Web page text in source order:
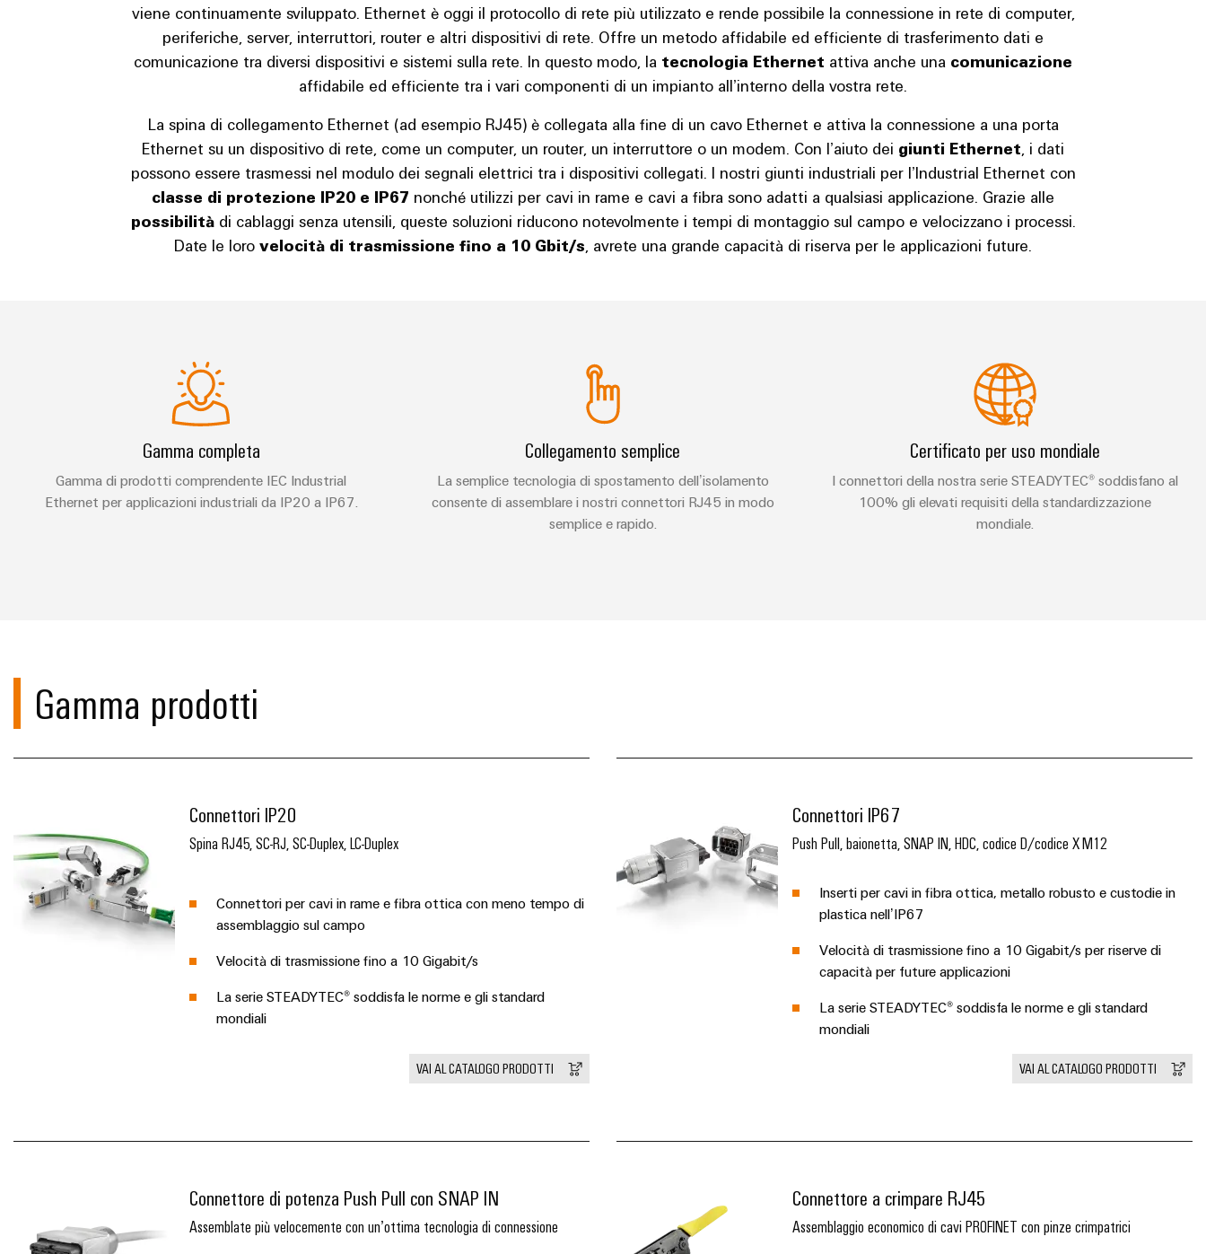
viene continuamente sviluppato. Ethernet è oggi il protocollo di rete più utilizzato e rende possibile la connessione in rete di computer,
periferiche, server, interruttori, router e altri dispositivi di rete. Offre un metodo affidabile ed efficiente di trasferimento dati e
comunicazione tra diversi dispositivi e sistemi sulla rete. In questo modo, la tecnologia Ethernet attiva anche una comunicazione
affidabile ed efficiente tra i vari componenti di un impianto all’interno della vostra rete.
La spina di collegamento Ethernet (ad esempio RJ45) è collegata alla fine di un cavo Ethernet e attiva la connessione a una porta
Ethernet su un dispositivo di rete, come un computer, un router, un interruttore o un modem. Con l’aiuto dei giunti Ethernet , i dati
possono essere trasmessi nel modulo dei segnali elettrici tra i dispositivi collegati. I nostri giunti industriali per l’Industrial Ethernet con
classe di protezione IP20 e IP67 nonché utilizzi per cavi in rame e cavi a fibra sono adatti a qualsiasi applicazione. Grazie alle
possibilitàdi cablaggi senza utensili, queste soluzioni riducono notevolmente i tempi di montaggio sul campo e velocizzano i processi.
Date le loro velocità di trasmissione fino a 10 Gbit/s , avrete una grande capacità di riserva per le applicazioni future.
Gamma completa
Gamma di prodotti comprendente IEC Industrial
Ethernet per applicazioni industriali da IP20 a IP67.
Collegamento semplice
La semplice tecnologia di spostamento dell’isolamento
consente di assemblare i nostri connettori RJ45 in modo
semplice e rapido.
Certificato per uso mondiale
I connettori della nostra serie STEADYTEC® soddisfano al
100% gli elevati requisiti della standardizzazione
mondiale.
Gamma prodotti
Connettori IP20
Spina RJ45, SC-RJ, SC-Duplex, LC-Duplex
Connettori per cavi in rame e fibra ottica con meno tempo di
assemblaggio sul campo
Velocità di trasmissione fino a 10 Gigabit/s
La serie STEADYTEC® soddisfa le norme e gli standard
mondiali
VAI AL CATALOGO PRODOTTI
Connettori IP67
Push Pull, baionetta, SNAP IN, HDC, codice D/codice X M12
Inserti per cavi in fibra ottica, metallo robusto e custodie in
plastica nell’IP67
Velocità di trasmissione fino a 10 Gigabit/s per riserve di
capacità per future applicazioni
La serie STEADYTEC® soddisfa le norme e gli standard
mondiali
VAI AL CATALOGO PRODOTTI
Connettore di potenza Push Pull con SNAP IN
Assemblate più velocemente con un’ottima tecnologia di connessione
Connettore a crimpare RJ45
Assemblaggio economico di cavi PROFINET con pinze crimpatrici